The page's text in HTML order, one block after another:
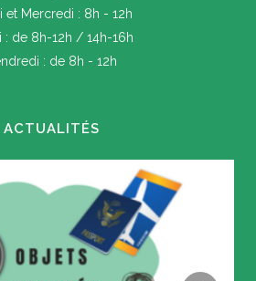
et Mercredi : 8h - 12h
: de 8h-12h / 14h-16h
: de 8h - 12h
ACTUALITÉS